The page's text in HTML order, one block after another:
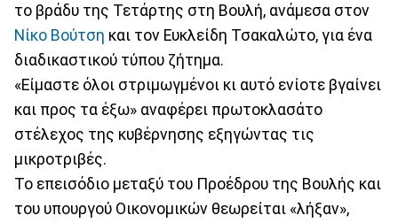
το βράδυ της Τετάρτης στη Βουλή, ανάμεσα στον
Νίκο Βούτση και τον Ευκλείδη Τσακαλώτο, για ένα
διαδικαστικού τύπου ζήτημα.
«Είμαστε όλοι στριμωγμένοι κι αυτό ενίοτε βγαίνει
και προς τα έξω» αναφέρει πρωτοκλασάτο
στέλεχος της κυβέρνησης εξηγώντας τις
μικροτριβές.
Το επεισόδιο μεταξύ του Προέδρου της Βουλής και
του υπουργού Οικονομικών θεωρείται «λήξαν»,